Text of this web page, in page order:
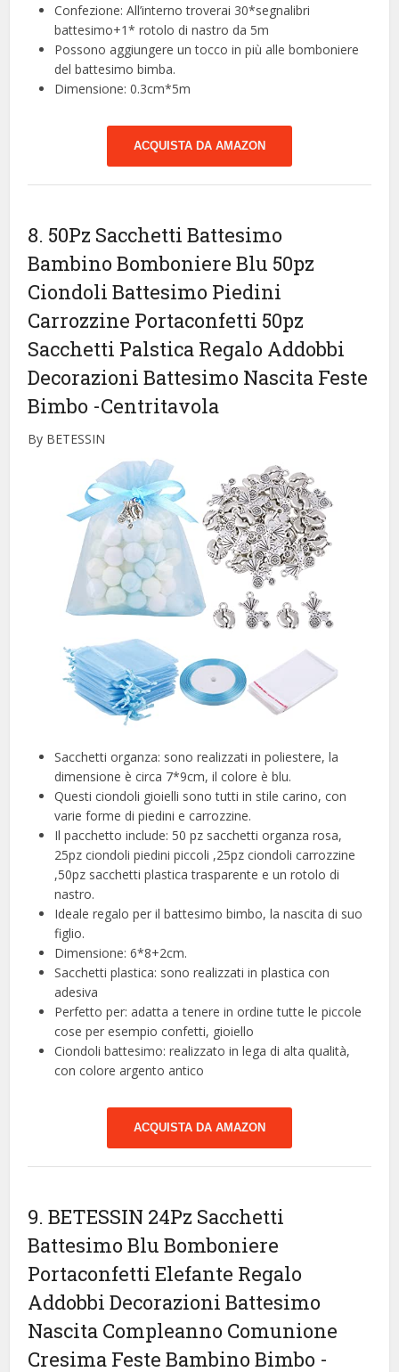
Confezione: All’interno troverai 30*segnalibri
battesimo+1* rotolo di nastro da 5m
Possono aggiungere un tocco in più alle bomboniere
del battesimo bimba.
Dimensione: 0.3cm*5m
ACQUISTA DA AMAZON
8. 50Pz Sacchetti Battesimo
Bambino Bomboniere Blu 50pz
Ciondoli Battesimo Piedini
Carrozzine Portaconfetti 50pz
Sacchetti Palstica Regalo Addobbi
Decorazioni Battesimo Nascita Feste
Bimbo -Centritavola
By BETESSIN
Sacchetti organza: sono realizzati in poliestere, la
dimensione è circa 7*9cm, il colore è blu.
Questi ciondoli gioielli sono tutti in stile carino, con
varie forme di piedini e carrozzine.
Il pacchetto include: 50 pz sacchetti organza rosa,
25pz ciondoli piedini piccoli ,25pz ciondoli carrozzine
,50pz sacchetti plastica trasparente e un rotolo di
nastro.
Ideale regalo per il battesimo bimbo, la nascita di suo
figlio.
Dimensione: 6*8+2cm.
Sacchetti plastica: sono realizzati in plastica con
adesiva
Perfetto per: adatta a tenere in ordine tutte le piccole
cose per esempio confetti, gioiello
Ciondoli battesimo: realizzato in lega di alta qualità,
con colore argento antico
ACQUISTA DA AMAZON
9. BETESSIN 24Pz Sacchetti
Battesimo Blu Bomboniere
Portaconfetti Elefante Regalo
Addobbi Decorazioni Battesimo
Nascita Compleanno Comunione
Cresima Feste Bambino Bimbo -